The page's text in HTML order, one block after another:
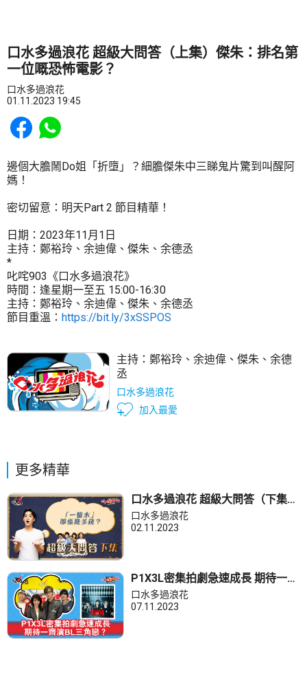
口水多過浪花 超級大問答（上集）傑朱：排名第
一位嘅恐怖電影？
口水多過浪花
01.11.2023 19:45
Share to Facebook
Share to WhatsApp
邊個大膽鬧Do姐「折墮」？細膽傑朱中三睇鬼片驚到叫醒阿
媽！
密切留意：明天Part 2 節目精華！
日期：2023年11月1日
主持：鄭裕玲、余迪偉、傑朱、余德丞
*
叱咤903《口水多過浪花》
時間：逢星期一至五 15:00-16:30
主持：鄭裕玲、余迪偉、傑朱、余德丞
節目重溫： https://bit.ly/3xSSPOS
主持： 鄭裕玲 、 余迪偉 、 傑朱 、 余德
丞
口水多過浪花
加入最愛
更多精華
口水多過浪花 超級大問答（下集）
Dickson：「一盤水」 即係幾多
錢？
口水多過浪花
02.11.2023
P1X3L密集拍劇急速成長 期待一齊
演BL三角戀？
口水多過浪花
07.11.2023